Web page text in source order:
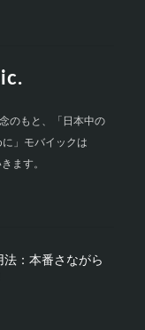
のもと、「日本中の
」モバイックは
ます。
法：本番さながら